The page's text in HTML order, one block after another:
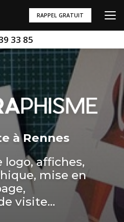
33 85
RAPPEL GRATUIT
à Rennes
logo, affiches,
mise en
visite...